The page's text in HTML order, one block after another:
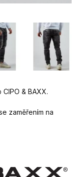
& BAXX.
zaměřením na